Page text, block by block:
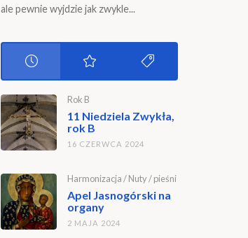
ale pewnie wyjdzie jak zwykle...
Rok B
11 Niedziela Zwykła,
rok B
16 CZERWCA 2024
Harmonizacja/Nuty/pieśni
Apel Jasnogórski na
organy
2 MAJA 2024